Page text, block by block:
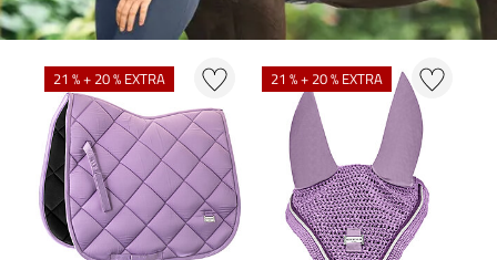
21 % + 20 % EXTRA 21 % + 20 % EXTRA